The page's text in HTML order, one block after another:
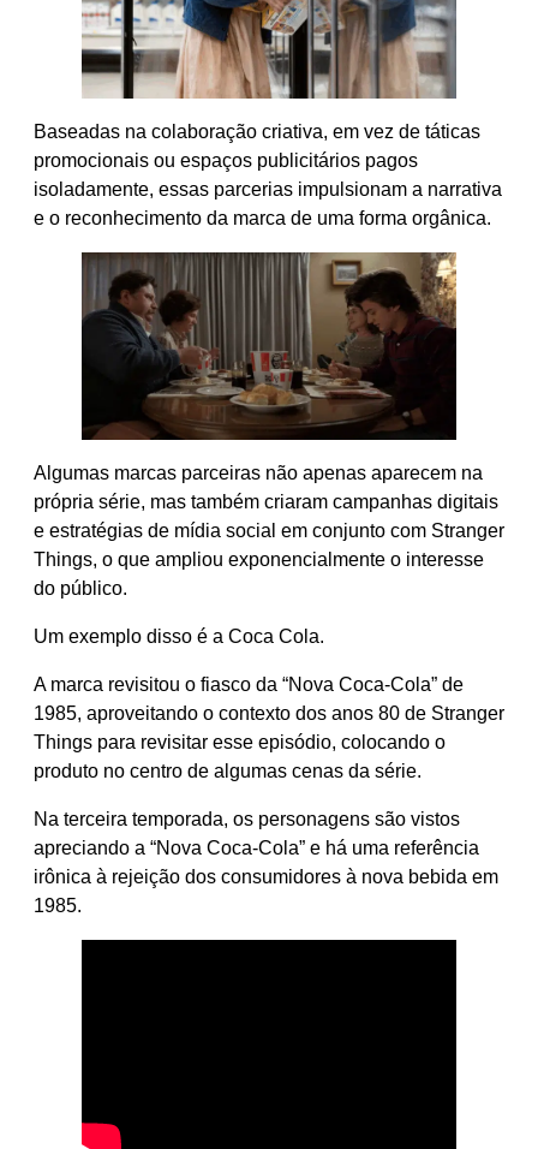
Baseadas na colaboração criativa, em vez de táticas
promocionais ou espaços publicitários pagos
isoladamente, essas parcerias impulsionam a narrativa
e o reconhecimento da marca de uma forma orgânica.
Algumas marcas parceiras não apenas aparecem na
própria série, mas também criaram campanhas digitais
e estratégias de mídia social em conjunto com Stranger
Things, o que ampliou exponencialmente o interesse
do público.
Um exemplo disso é a Coca Cola.
A marca revisitou o fiasco da “Nova Coca-Cola” de
1985, aproveitando o contexto dos anos 80 de Stranger
Things para revisitar esse episódio, colocando o
produto no centro de algumas cenas da série.
Na terceira temporada, os personagens são vistos
apreciando a “Nova Coca-Cola” e há uma referência
irônica à rejeição dos consumidores à nova bebida em
1985.